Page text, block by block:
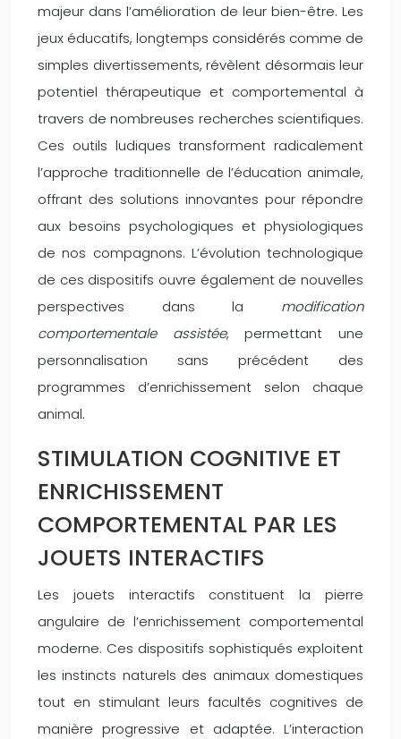
majeur dans l’amélioration de leur bien-être. Les
jeux éducatifs, longtemps considérés comme de
simples divertissements, révèlent désormais leur
potentiel thérapeutique et comportemental à
travers de nombreuses recherches scientifiques.
Ces outils ludiques transforment radicalement
l’approche traditionnelle de l’éducation animale,
offrant des solutions innovantes pour répondre
aux besoins psychologiques et physiologiques
de nos compagnons. L’évolution technologique
de ces dispositifs ouvre également de nouvelles
perspectives dans la modification
comportementale assistée, permettant une
personnalisation sans précédent des
programmes d’enrichissement selon chaque
animal.
STIMULATION COGNITIVE ET
ENRICHISSEMENT
COMPORTEMENTAL PAR LES
JOUETS INTERACTIFS
Les jouets interactifs constituent la pierre
angulaire de l’enrichissement comportemental
moderne. Ces dispositifs sophistiqués exploitent
les instincts naturels des animaux domestiques
tout en stimulant leurs facultés cognitives de
manière progressive et adaptée. L’interaction